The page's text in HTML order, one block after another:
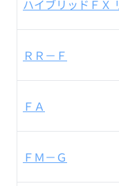
ハイブリッドＦＸ
ＲＲ－Ｆ
ＦＡ
ＦＭ－Ｇ